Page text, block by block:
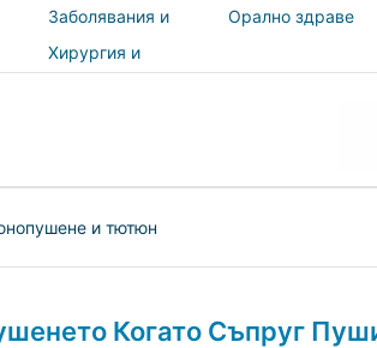
Заболявания и
лечения
Орално здраве
Хирургия и
и тютюн
Когато Съпруг